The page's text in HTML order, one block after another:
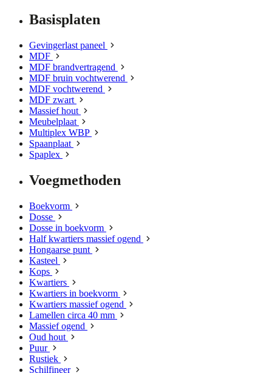
Basisplaten
Gevingerlast paneel
MDF
MDF brandvertragend
MDF bruin vochtwerend
MDF vochtwerend
MDF zwart
Massief hout
Meubelplaat
Multiplex WBP
Spaanplaat
Spaplex
Voegmethoden
Boekvorm
Dosse
Dosse in boekvorm
Half kwartiers massief ogend
Hongaarse punt
Kasteel
Kops
Kwartiers
Kwartiers in boekvorm
Kwartiers massief ogend
Lamellen circa 40 mm
Massief ogend
Oud hout
Puur
Rustiek
Schilfineer